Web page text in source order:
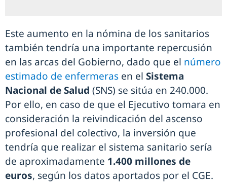
Este aumento en la nómina de los sanitarios
también tendría una importante repercusión
en las arcas del Gobierno, dado que el número
estimado de enfermeras en el Sistema
Nacional de Salud (SNS) se sitúa en 240.000.
Por ello, en caso de que el Ejecutivo tomara en
consideración la reivindicación del ascenso
profesional del colectivo, la inversión que
tendría que realizar el sistema sanitario sería
de aproximadamente 1.400 millones de
euros, según los datos aportados por el CGE.